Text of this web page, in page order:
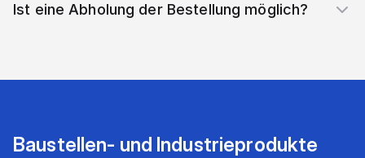
Ist eine Abholung der Bestellung möglich?
Baustellen- und Industrieprodukte